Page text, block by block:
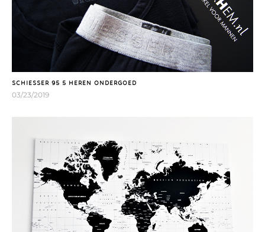
SCHIESSER 95 5 HEREN ONDERGOED
03/23/2019